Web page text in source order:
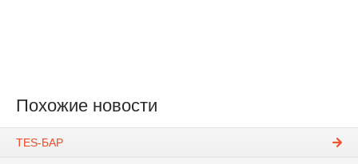
Похожие новости
TES-БАР